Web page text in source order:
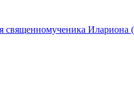
священномученика